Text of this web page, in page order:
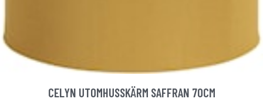
CELYN UTOMHUSSKÄRM SAFFRAN 70CM